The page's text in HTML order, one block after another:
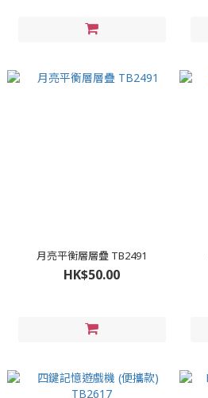
月亮平衡層層疊 TB2491
HK$50.00